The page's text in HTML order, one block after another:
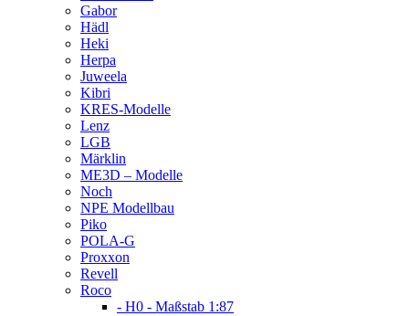
Gabor
Hädl
Heki
Herpa
Juweela
Kibri
KRES-Modelle
Lenz
LGB
Märklin
ME3D – Modelle
Noch
NPE Modellbau
Piko
POLA-G
Proxxon
Revell
Roco
- H0 - Maßstab 1:87